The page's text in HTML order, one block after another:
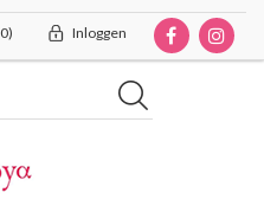
Inloggen